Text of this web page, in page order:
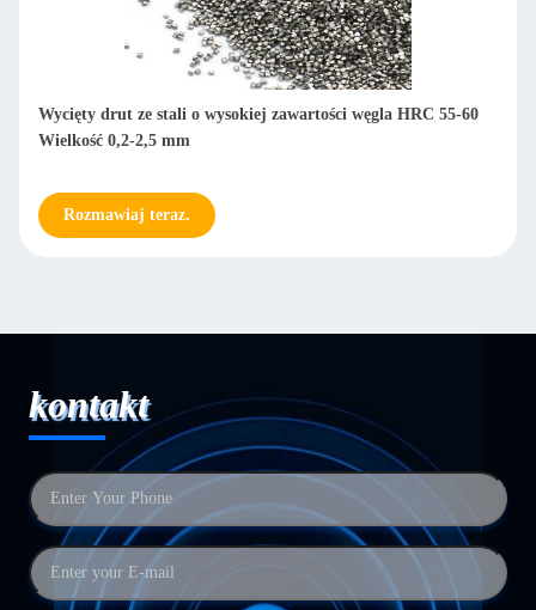
Włókno wycięte ze stali o wysokiej zawartości węgla HRC 50-
55
Rozmawiaj teraz.
kontakt